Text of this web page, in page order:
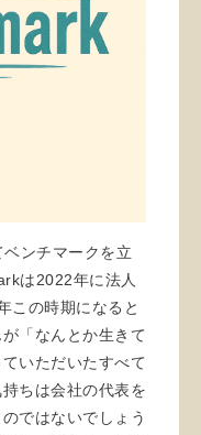
ンチマークを立
は2022年に法人
この時期になると
「なんとか生きて
いただいたすべて
ちは会社の代表を
ではないでしょう